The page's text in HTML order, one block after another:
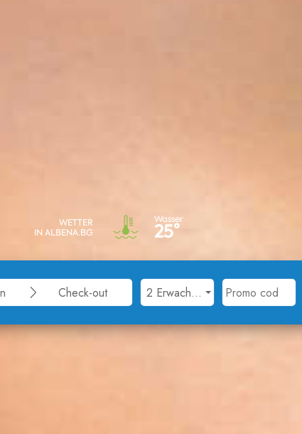
WETTER
IN ALBENA.BG
Wasser
25°